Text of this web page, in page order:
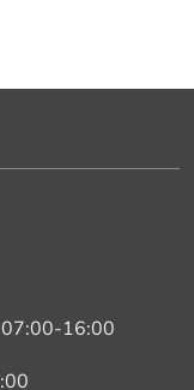
07:00-16:00